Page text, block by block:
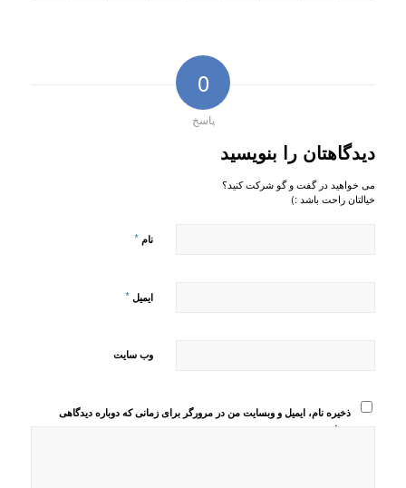
0
پاسخ
دیدگاهتان را بنویسید
می خواهید در گفت و گو شرکت کنید؟
خیالتان راحت باشد :)
نام *
ایمیل *
وب‌ سایت
ذخیره نام، ایمیل و وبسایت من در مرورگر برای زمانی که دوباره دیدگاهی
می‌نویسم.